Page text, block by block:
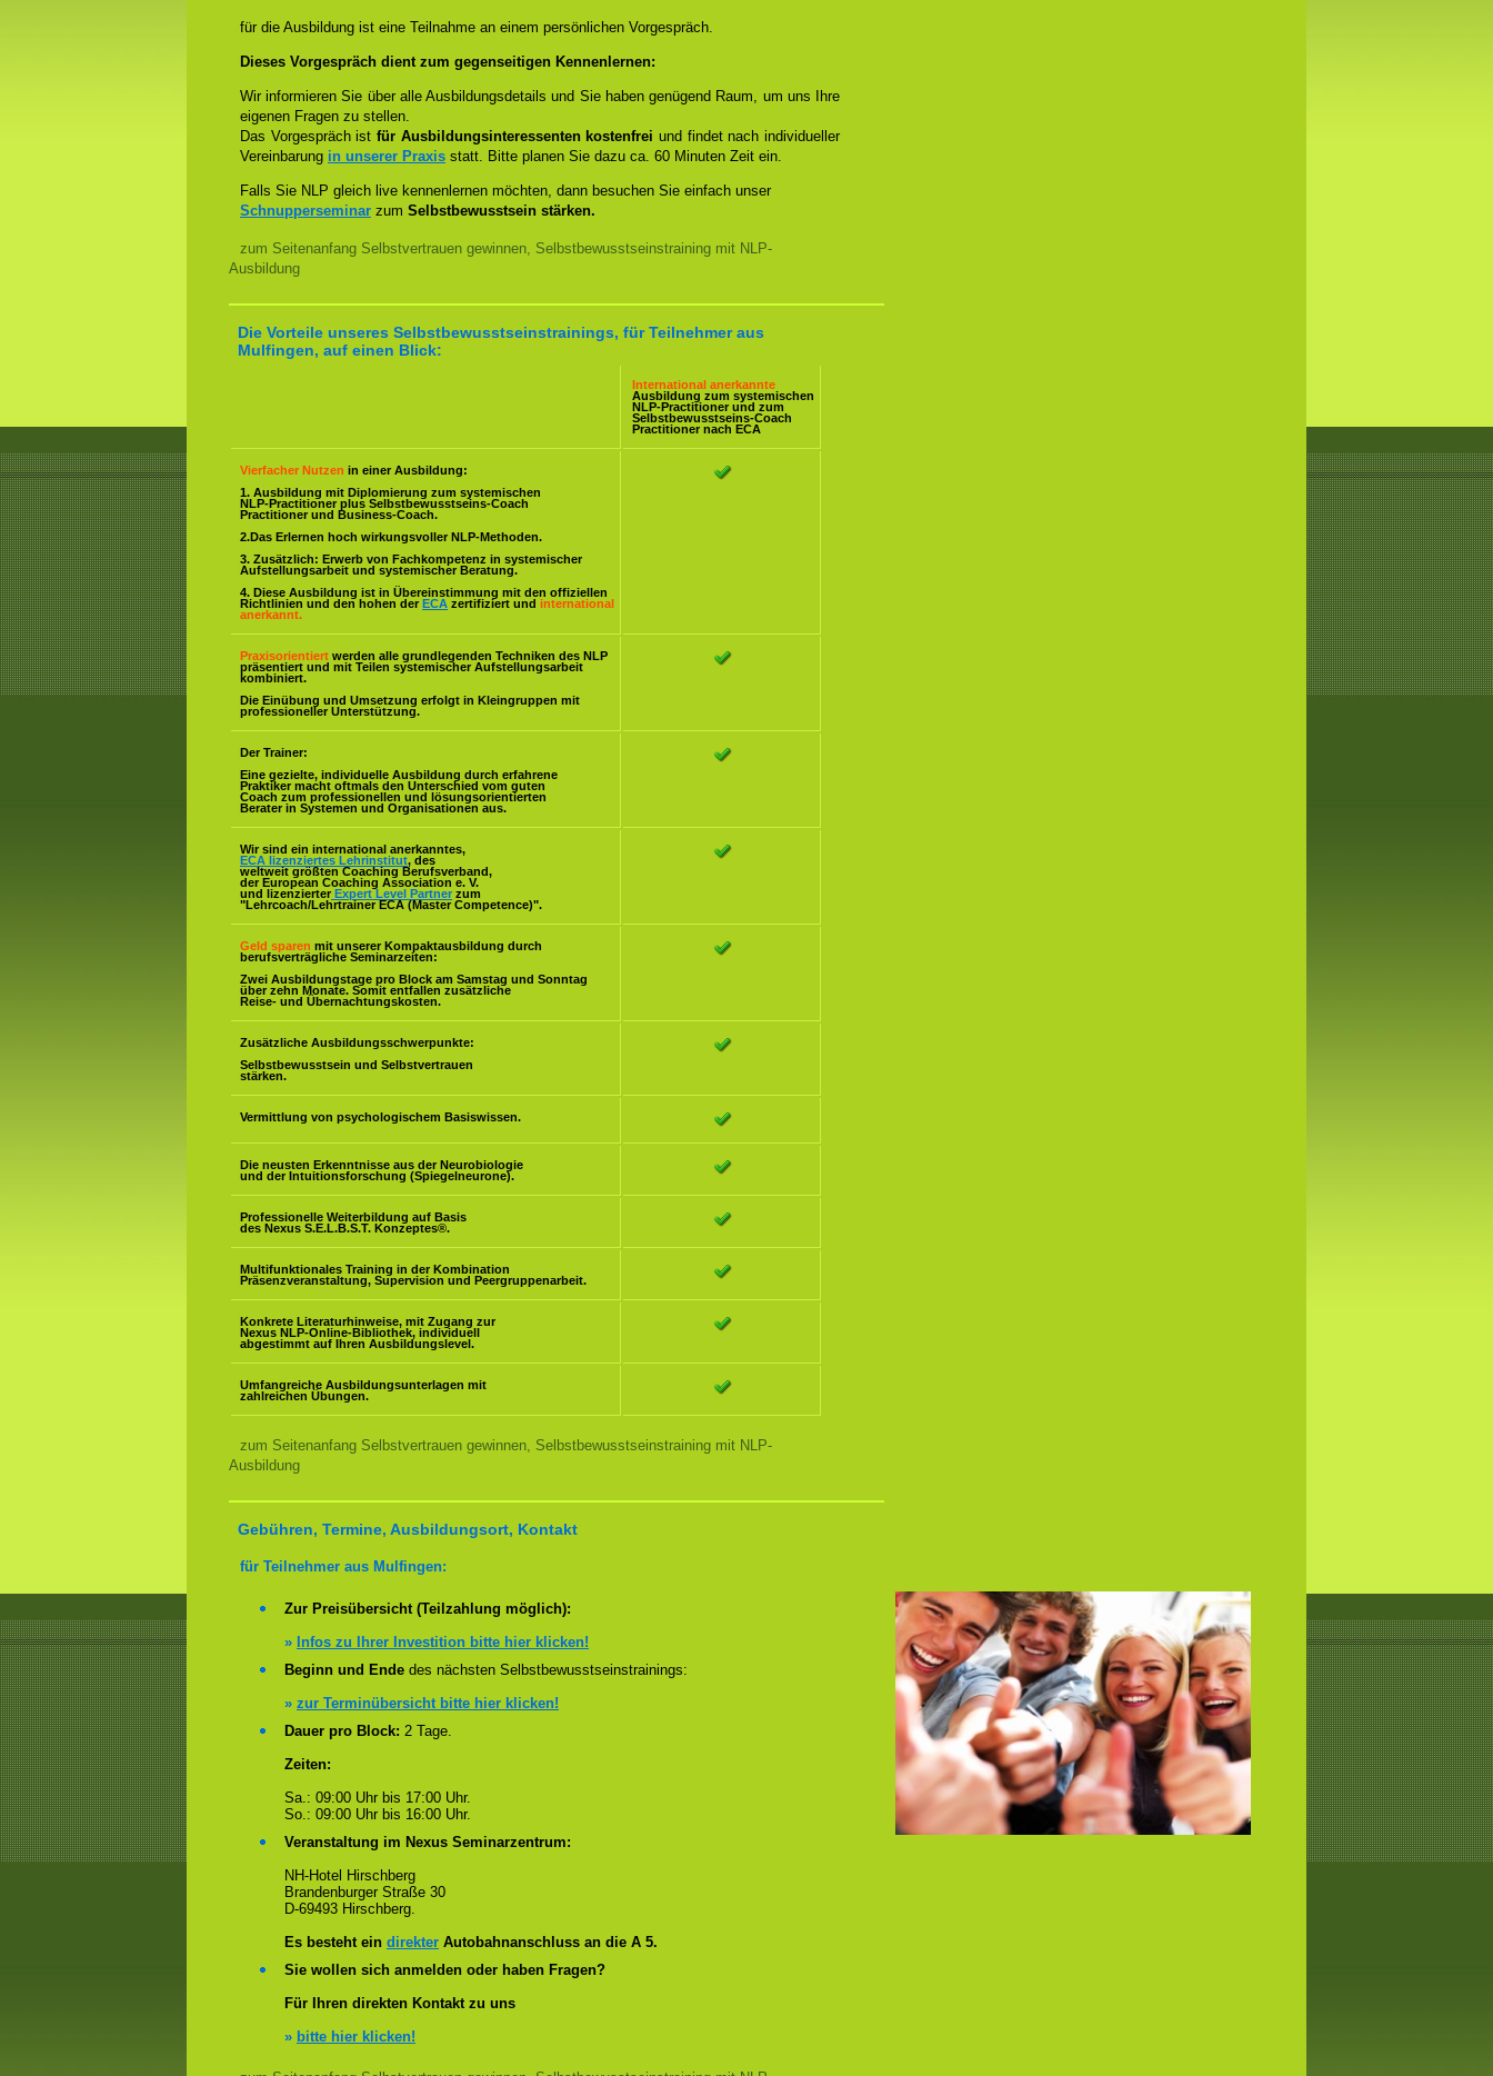
für die Ausbildung ist eine Teilnahme an einem persönlichen Vorgespräch.
Dieses Vorgespräch dient zum gegenseitigen Kennenlernen:
Wir informieren Sie über alle Ausbildungsdetails und Sie haben genügend Raum, um uns Ihre
eigenen Fragen zu stellen.
Das Vorgespräch ist für Ausbildungsinteressenten kostenfrei und findet nach individueller
Vereinbarung in unserer Praxis statt. Bitte planen Sie dazu ca. 60 Minuten Zeit ein.
Falls Sie NLP gleich live kennenlernen möchten, dann besuchen Sie einfach unser
Schnupperseminar zum Selbstbewusstsein stärken.
zum Seitenanfang Selbstvertrauen gewinnen, Selbstbewusstseinstraining mit NLP-
Ausbildung
Die Vorteile unseres Selbstbewusstseinstrainings, für Teilnehmer aus
Mulfingen, auf einen Blick:
International anerkannte
Ausbildung zum systemischen
NLP-Practitioner und zum
Selbstbewusstseins-Coach
Practitioner nach ECA
Vierfacher Nutzen in einer Ausbildung:
1. Ausbildung mit Diplomierung zum systemischen
NLP-Practitioner plus Selbstbewusstseins-Coach
Practitioner und Business-Coach.
2.Das Erlernen hoch wirkungsvoller NLP-Methoden.
3. Zusätzlich: Erwerb von Fachkompetenz in systemischer
Aufstellungsarbeit und systemischer Beratung.
4. Diese Ausbildung ist in Übereinstimmung mit den offiziellen
Richtlinien und den hohen der ECA zertifiziert und international
anerkannt.
Praxisorientiert werden alle grundlegenden Techniken des NLP
präsentiert und mit Teilen systemischer Aufstellungsarbeit
kombiniert.
Die Einübung und Umsetzung erfolgt in Kleingruppen mit
professioneller Unterstützung.
Der Trainer:
Eine gezielte, individuelle Ausbildung durch erfahrene
Praktiker macht oftmals den Unterschied vom guten
Coach zum professionellen und lösungsorientierten
Berater in Systemen und Organisationen aus.
Wir sind ein international anerkanntes,
ECA lizenziertes Lehrinstitut, des
weltweit größten Coaching Berufsverband,
der European Coaching Association e. V.
und lizenzierter Expert Level Partner zum
"Lehrcoach/Lehrtrainer ECA (Master Competence)".
Geld sparen mit unserer Kompaktausbildung durch
berufsverträgliche Seminarzeiten:
Zwei Ausbildungstage pro Block am Samstag und Sonntag
über zehn Monate. Somit entfallen zusätzliche
Reise- und Übernachtungskosten.
Zusätzliche Ausbildungsschwerpunkte:
Selbstbewusstsein und Selbstvertrauen
stärken.
Vermittlung von psychologischem Basiswissen.
Die neusten Erkenntnisse aus der Neurobiologie
und der Intuitionsforschung (Spiegelneurone).
Professionelle Weiterbildung auf Basis
des Nexus S.E.L.B.S.T. Konzeptes®.
Multifunktionales Training in der Kombination
Präsenzveranstaltung, Supervision und Peergruppenarbeit.
Konkrete Literaturhinweise, mit Zugang zur
Nexus NLP-Online-Bibliothek, individuell
abgestimmt auf Ihren Ausbildungslevel.
Umfangreiche Ausbildungsunterlagen mit
zahlreichen Übungen.
zum Seitenanfang Selbstvertrauen gewinnen, Selbstbewusstseinstraining mit NLP-
Ausbildung
Gebühren, Termine, Ausbildungsort, Kontakt
für Teilnehmer aus Mulfingen:
Zur Preisübersicht (Teilzahlung möglich):
» Infos zu Ihrer Investition bitte hier klicken!
Beginn und Ende des nächsten Selbstbewusstseinstrainings:
» zur Terminübersicht bitte hier klicken!
Dauer pro Block: 2 Tage.
Zeiten:
Sa.: 09:00 Uhr bis 17:00 Uhr.
So.: 09:00 Uhr bis 16:00 Uhr.
Veranstaltung im Nexus Seminarzentrum:
NH-Hotel Hirschberg
Brandenburger Straße 30
D-69493 Hirschberg.
Es besteht ein direkter Autobahnanschluss an die A 5.
Sie wollen sich anmelden oder haben Fragen?
Für Ihren direkten Kontakt zu uns
» bitte hier klicken!